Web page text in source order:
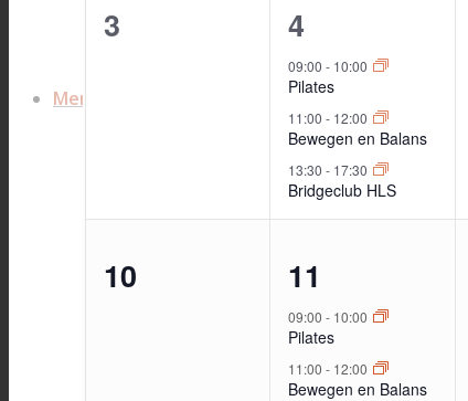
Menu
0
evenementen,
3
3
evenementen,
4
09:00- 10:00
Pilates
11:00- 12:00
Bewegen en Balans
13:30- 17:30
Bridgeclub HLS
0
evenementen,
10
3
evenementen,
11
09:00- 10:00
Pilates
11:00- 12:00
Bewegen en Balans